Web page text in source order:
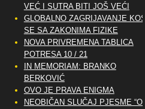
VEĆ I SUTRA BITI JOŠ VEĆI
GLOBALNO ZAGRIJAVANJE KOSI
SE SA ZAKONIMA FIZIKE
NOVA PRIVREMENA TABLICA
POTRESA 10 / 21
IN MEMORIAM: BRANKO
BERKOVIĆ
OVO JE PRAVA ENIGMA
NEOBIČAN SLUČAJ PJESME “OH